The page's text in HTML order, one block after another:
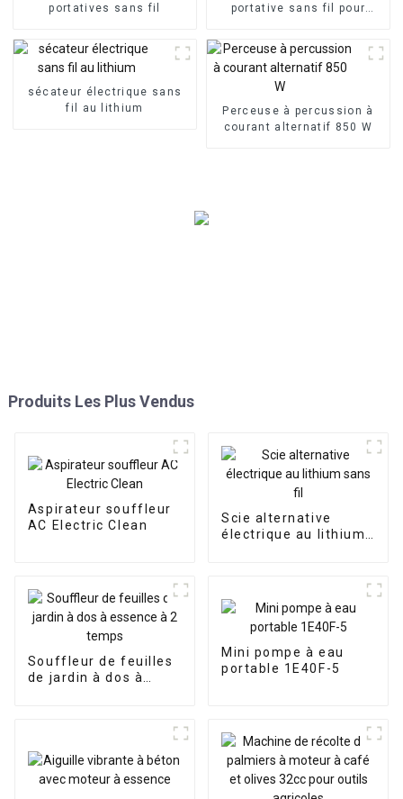
portatives sans fil
portative sans fil pour
sécateur électrique sans
fil au lithium
Perceuse à percussion à
courant alternatif 850 W
Produits Les Plus Vendus
Aspirateur souffleur
AC Electric Clean
Scie alternative
électrique au lithium
Souffleur de feuilles
de jardin à dos à
Mini pompe à eau
portable 1E40F-5